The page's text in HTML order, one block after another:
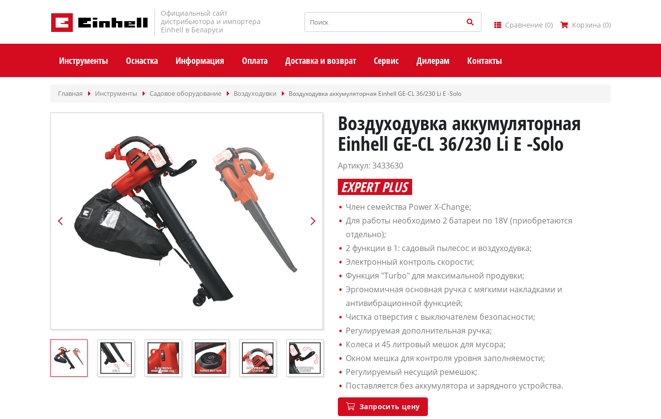
Официальный сайт
дистрибьютора и импортера
Einhell в Беларуси
Инструменты Оснастка Информация Оплата Доставка и возврат Сервис Дилерам Контакты
Сравнение (0) Корзина (0)
Главная Инструменты Садовое оборудование Воздуходувки Воздуходувка аккумуляторная Einhell GE-CL 36/230 Li E -Solo
Воздуходувка аккумуляторная
Einhell GE-CL 36/230 Li E -Solo
Артикул: 3433630
EXPERT PLUS
Член семейства Power X-Change;
Для работы необходимо 2 батареи по 18V (приобретаются
отдельно);
2 функции в 1: садовый пылесос и воздуходувка;
Электронный контроль скорости;
Функция "Turbo" для максимальной продувки;
Эргономичная основная ручка с мягкими накладками и
антивибрационной функцией;
Чистка отверстия с выключателем безопасности;
Регулируемая дополнительная ручка;
Колеса и 45 литровый мешок для мусора;
Окном мешка для контроля уровня заполняемости;
Регулируемый несущий ремешок;
Поставляется без аккумулятора и зарядного устройства.
Запросить цену